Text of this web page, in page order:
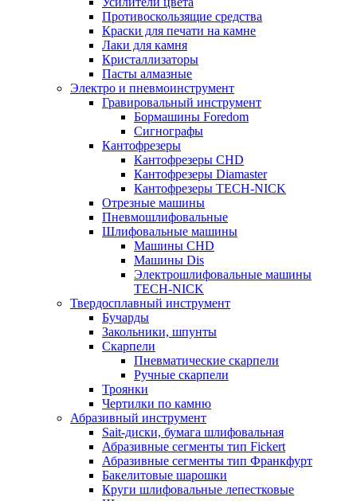
Противоскользящие средства
Краски для печати на камне
Лаки для камня
Кристаллизаторы
Пасты алмазные
Электро и пневмоинструмент
Гравировальный инструмент
Бормашины Foredom
Сигнографы
Кантофрезеры
Кантофрезеры CHD
Кантофрезеры Diamaster
Кантофрезеры TECH-NICK
Отрезные машины
Пневмошлифовальные
Шлифовальные машины
Машины CHD
Машины Dis
Электрошлифовальные машины
TECH-NICK
Твердосплавный инструмент
Бучарды
Закольники, шпунты
Скарпели
Пневматические скарпели
Ручные скарпели
Троянки
Чертилки по камню
Абразивный инструмент
Sait-диски, бумага шлифовальная
Абразивные сегменты тип Fickert
Абразивные сегменты тип Франкфурт
Бакелитовые шарошки
Круги шлифовальные лепестковые